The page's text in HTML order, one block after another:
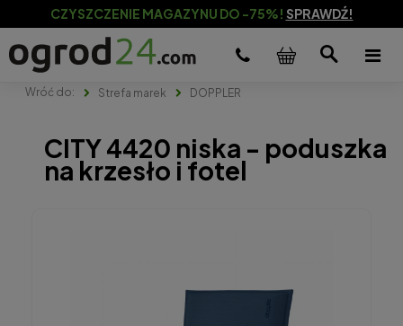
CZYSZCZENIE MAGAZYNU DO -75%! SPRAWDŹ!
Strefa marek DOPPLER
CITY 4420 niska - poduszka
na krzesło i fotel